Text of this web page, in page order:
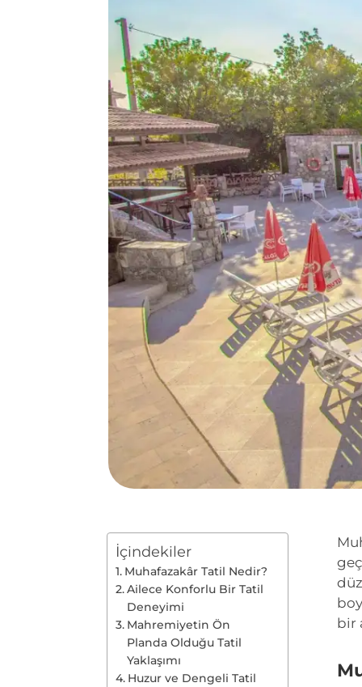
İçindekiler
Muhafazakâr Tatil Nedir?
Ailece Konforlu Bir Tatil
Deneyimi
Mahremiyetin Ön
Planda Olduğu Tatil
Yaklaşımı
Huzur ve Dengeli Tatil
bir